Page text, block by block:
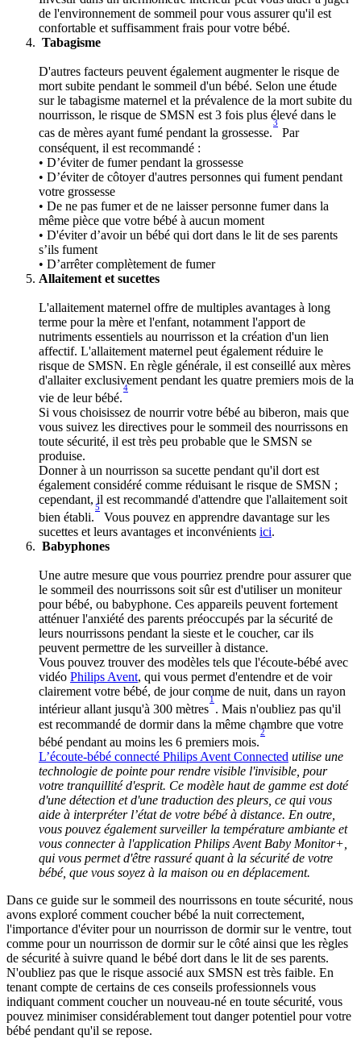
de l'environnement de sommeil pour vous assurer qu'il est
confortable et suffisamment frais pour votre bébé.
Tabagisme
D'autres facteurs peuvent également augmenter le risque de
mort subite pendant le sommeil d'un bébé. Selon une étude
sur le tabagisme maternel et la prévalence de la mort subite du
nourrisson, le risque de SMSN est 3 fois plus élevé dans le
cas de mères ayant fumé pendant la grossesse.
3
Par
conséquent, il est recommandé :
• D’éviter de fumer pendant la grossesse
• D’éviter de côtoyer d'autres personnes qui fument pendant
votre grossesse
• De ne pas fumer et de ne laisser personne fumer dans la
même pièce que votre bébé à aucun moment
• D'éviter d’avoir un bébé qui dort dans le lit de ses parents
s’ils fument
• D’arrêter complètement de fumer
Allaitement et sucettes
L'allaitement maternel offre de multiples avantages à long
terme pour la mère et l'enfant, notamment l'apport de
nutriments essentiels au nourrisson et la création d'un lien
affectif. L'allaitement maternel peut également réduire le
risque de SMSN. En règle générale, il est conseillé aux mères
d'allaiter exclusivement pendant les quatre premiers mois de la
vie de leur bébé.
4
Si vous choisissez de nourrir votre bébé au biberon, mais que
vous suivez les directives pour le sommeil des nourrissons en
toute sécurité, il est très peu probable que le SMSN se
produise.
Donner à un nourrisson sa sucette pendant qu'il dort est
également considéré comme réduisant le risque de SMSN ;
cependant, il est recommandé d'attendre que l'allaitement soit
bien établi.
5
Vous pouvez en apprendre davantage sur les
sucettes et leurs avantages et inconvénients ici.
Babyphones
Une autre mesure que vous pourriez prendre pour assurer que
le sommeil des nourrissons soit sûr est d'utiliser un moniteur
pour bébé, ou babyphone. Ces appareils peuvent fortement
atténuer l'anxiété des parents préoccupés par la sécurité de
leurs nourrissons pendant la sieste et le coucher, car ils
peuvent permettre de les surveiller à distance.
Vous pouvez trouver des modèles tels que l'écoute-bébé avec
vidéo Philips Avent, qui vous permet d'entendre et de voir
clairement votre bébé, de jour comme de nuit, dans un rayon
intérieur allant jusqu'à 300 mètres
1
. Mais n'oubliez pas qu'il
est recommandé de dormir dans la même chambre que votre
bébé pendant au moins les 6 premiers mois.
2
L’écoute-bébé connecté Philips Avent Connected utilise une
technologie de pointe pour rendre visible l'invisible, pour
votre tranquillité d'esprit. Ce modèle haut de gamme est doté
d'une détection et d'une traduction des pleurs, ce qui vous
aide à interpréter l’état de votre bébé à distance. En outre,
vous pouvez également surveiller la température ambiante et
vous connecter à l'application Philips Avent Baby Monitor+,
qui vous permet d'être rassuré quant à la sécurité de votre
bébé, que vous soyez à la maison ou en déplacement.
Dans ce guide sur le sommeil des nourrissons en toute sécurité, nous
avons exploré comment coucher bébé la nuit correctement,
l'importance d'éviter pour un nourrisson de dormir sur le ventre, tout
comme pour un nourrisson de dormir sur le côté ainsi que les règles
de sécurité à suivre quand le bébé dort dans le lit de ses parents.
N'oubliez pas que le risque associé aux SMSN est très faible. En
tenant compte de certains de ces conseils professionnels vous
indiquant comment coucher un nouveau-né en toute sécurité, vous
pouvez minimiser considérablement tout danger potentiel pour votre
bébé pendant qu'il se repose.